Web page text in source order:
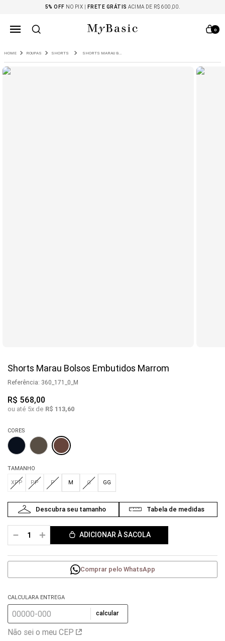
5% OFF NO PIX | FRETE GRÁTIS ACIMA DE R$ 600,00.
0
ROUPAS SHORTS SHORTS MARAU BOLSOS EMBUTIDOS MARROM
Shorts Marau Bolsos Embutidos Marrom
Referência: 360_171_0_M
R$ 568,00
ou até 5x de R$ 113,60
CORES
TAMANHO
PP P M G GG
XPP
＋
－ ADICIONAR À SACOLA
Comprar pelo WhatsApp
CALCULARA ENTREGA
calcular
Não sei o meu CEP